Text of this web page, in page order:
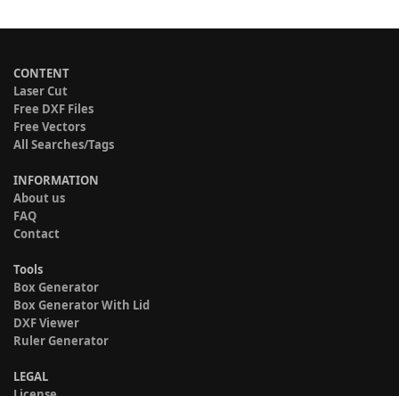
CONTENT
Laser Cut
Free DXF Files
Free Vectors
All Searches/Tags
INFORMATION
About us
FAQ
Contact
Tools
Box Generator
Box Generator With Lid
DXF Viewer
Ruler Generator
LEGAL